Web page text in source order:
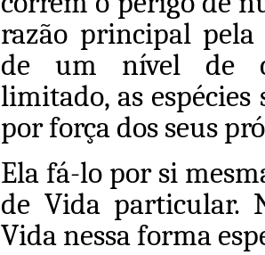
razão principal
de um nível de
limitado, as
por força dos seus
Ela fá-lo por si
de Vida particular.
Vida nessa forma